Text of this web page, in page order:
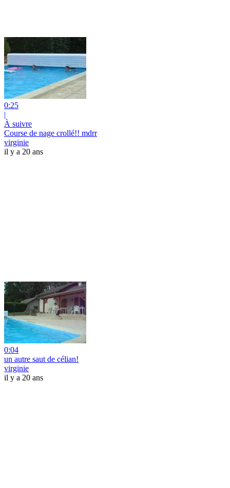
0:25
|
À suivre
Course de nage crollé!! mdrr
virginie
il y a 20 ans
0:04
un autre saut de célian!
virginie
il y a 20 ans